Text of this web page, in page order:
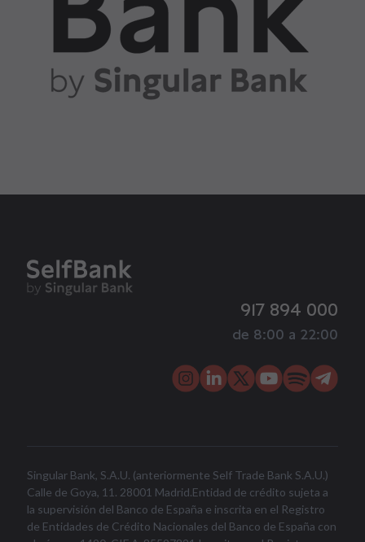
917 894 000
de 8:00 a 22:00
Singular Bank, S.A.U. (anteriormente Self Trade Bank S.A.U.)
Calle de Goya, 11. 28001 Madrid.Entidad de crédito sujeta a
la supervisión del Banco de España e inscrita en el Registro
de Entidades de Crédito Nacionales del Banco de España con